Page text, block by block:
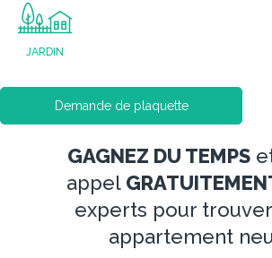
JARDIN
Demande de plaquette
GAGNEZ DU TEMPS
appel
experts pour
appartement